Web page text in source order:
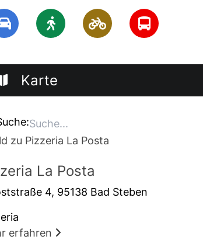
Karte
La Posta
4, 95138 Bad Steben
erfahren